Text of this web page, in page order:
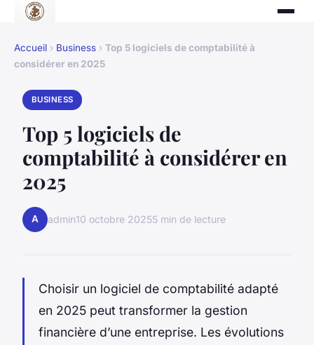
Accueil › Business › Top 5 logiciels de comptabilité à
considérer en 2025
BUSINESS
Top 5 logiciels de
comptabilité à considérer en
2025
A admin10 octobre 20255 min de lecture
Choisir un logiciel de comptabilité adapté
en 2025 peut transformer la gestion
financière d’une entreprise. Les évolutions